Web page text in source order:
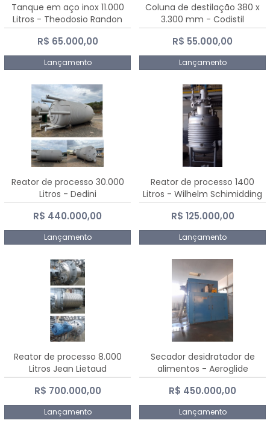
Tanque em aço inox 11.000
Litros - Theodosio Randon
R$ 65.000,00
Lançamento
Coluna de destilação 380 x
3.300 mm - Codistil
R$ 55.000,00
Lançamento
Reator de processo 30.000
Litros - Dedini
R$ 440.000,00
Lançamento
Reator de processo 1400
Litros - Wilhelm Schimidding
R$ 125.000,00
Lançamento
Reator de processo 8.000
Litros Jean Lietaud
R$ 700.000,00
Lançamento
Secador desidratador de
alimentos - Aeroglide
R$ 450.000,00
Lançamento